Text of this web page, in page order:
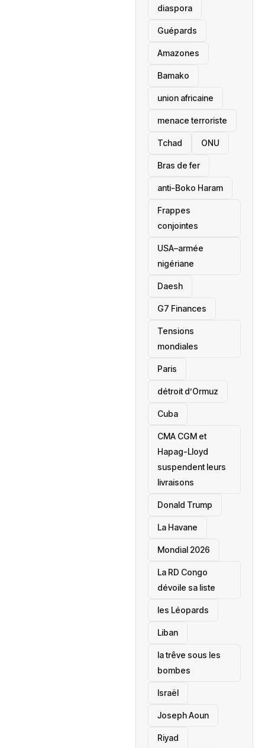
diaspora
Guépards
Amazones
Bamako
union africaine
menace terroriste
‎Tchad ONU
Bras de fer
anti-Boko Haram
Frappes
conjointes
USA–armée
nigériane
Daesh
‎G7 Finances
Tensions
mondiales
Paris
détroit d’Ormuz
‎Cuba
CMA CGM et
Hapag-Lloyd
suspendent leurs
livraisons
Donald Trump
La Havane
Mondial 2026
La RD Congo
dévoile sa liste
les Léopards
‎Liban
la trêve sous les
bombes
Israël
Joseph Aoun
Riyad